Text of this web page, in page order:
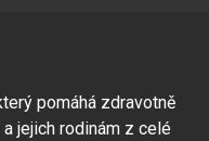
pomáhá zdravotně
jejich rodinám z celé